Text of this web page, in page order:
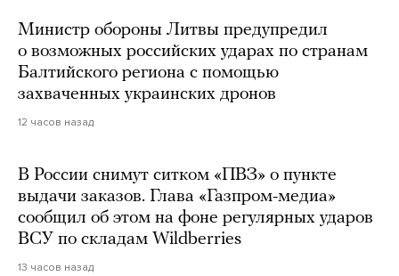
Министр обороны Литвы предупредил
о возможных российских ударах по странам
Балтийского региона с помощью
захваченных украинских дронов
12 часов назад
В России снимут ситком «ПВЗ» о пункте
выдачи заказов. Глава «Газпром-медиа»
сообщил об этом на фоне регулярных ударов
ВСУ по складам Wildberries
13 часов назад